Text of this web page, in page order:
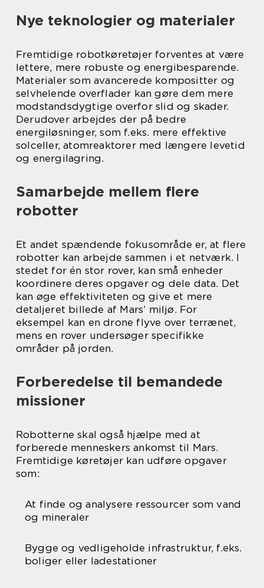
Nye teknologier og materialer
Fremtidige robotkøretøjer forventes at være
lettere, mere robuste og energibesparende.
Materialer som avancerede kompositter og
selvhelende overflader kan gøre dem mere
modstandsdygtige overfor slid og skader.
Derudover arbejdes der på bedre
energiløsninger, som f.eks. mere effektive
solceller, atomreaktorer med længere levetid
og energilagring.
Samarbejde mellem flere
robotter
Et andet spændende fokusområde er, at flere
robotter kan arbejde sammen i et netværk. I
stedet for én stor rover, kan små enheder
koordinere deres opgaver og dele data. Det
kan øge effektiviteten og give et mere
detaljeret billede af Mars’ miljø. For
eksempel kan en drone flyve over terrænet,
mens en rover undersøger specifikke
områder på jorden.
Forberedelse til bemandede
missioner
Robotterne skal også hjælpe med at
forberede menneskers ankomst til Mars.
Fremtidige køretøjer kan udføre opgaver
som:
At finde og analysere ressourcer som vand
og mineraler
Bygge og vedligeholde infrastruktur, f.eks.
boliger eller ladestationer